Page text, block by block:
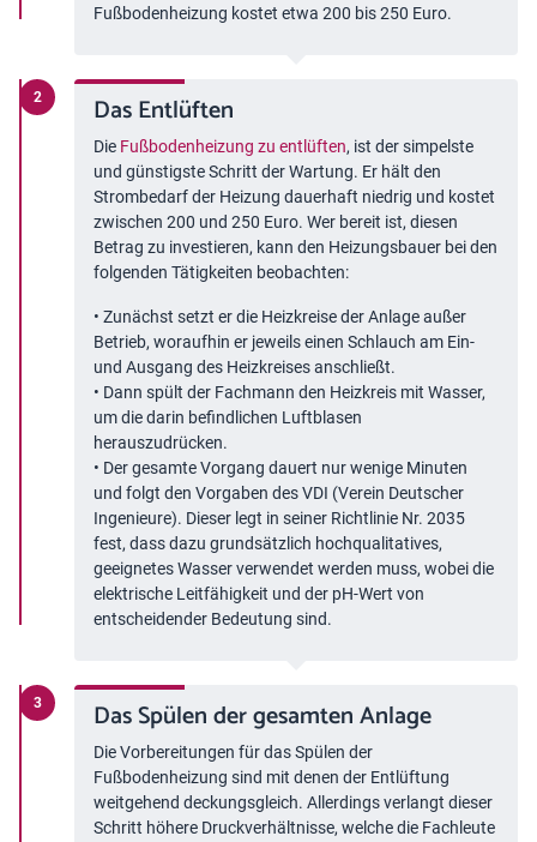
Fußbodenheizung kostet etwa 200 bis 250 Euro.
Das Entlüften
Die Fußbodenheizung zu entlüften, ist der simpelste
und günstigste Schritt der Wartung. Er hält den
Strombedarf der Heizung dauerhaft niedrig und kostet
zwischen 200 und 250 Euro. Wer bereit ist, diesen
Betrag zu investieren, kann den Heizungsbauer bei den
folgenden Tätigkeiten beobachten:
• Zunächst setzt er die Heizkreise der Anlage außer
Betrieb, woraufhin er jeweils einen Schlauch am Ein-
und Ausgang des Heizkreises anschließt.
• Dann spült der Fachmann den Heizkreis mit Wasser,
um die darin befindlichen Luftblasen
herauszudrücken.
• Der gesamte Vorgang dauert nur wenige Minuten
und folgt den Vorgaben des VDI (Verein Deutscher
Ingenieure). Dieser legt in seiner Richtlinie Nr. 2035
fest, dass dazu grundsätzlich hochqualitatives,
geeignetes Wasser verwendet werden muss, wobei die
elektrische Leitfähigkeit und der pH-Wert von
entscheidender Bedeutung sind.
Das Spülen der gesamten Anlage
Die Vorbereitungen für das Spülen der
Fußbodenheizung sind mit denen der Entlüftung
weitgehend deckungsgleich. Allerdings verlangt dieser
Schritt höhere Druckverhältnisse, welche die Fachleute